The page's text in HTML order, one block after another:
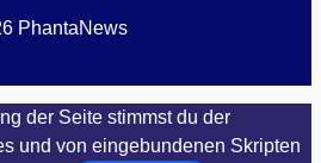
PhantaNews
der Seite stimmst du der
und von eingebundenen Skripten